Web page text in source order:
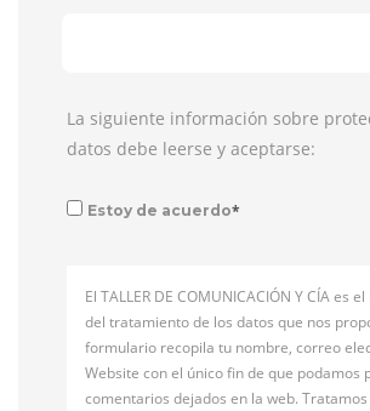
La siguiente información sobre
datos debe leerse y aceptarse:
Estoy de acuerdo*
El TALLER DE COMUNICACIÓN Y CÍA es
del tratamiento de los datos que nos
formulario recopila tu nombre, correo
Website con el único fin de que podamos
comentarios dejados en la web.